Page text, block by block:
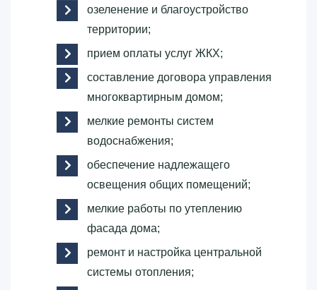
озеленение и благоустройство
территории;
прием оплаты услуг ЖКХ;
составление договора управления
многоквартирным домом;
мелкие ремонты систем
водоснабжения;
обеспечение надлежащего
освещения общих помещений;
мелкие работы по утеплению
фасада дома;
ремонт и настройка центральной
системы отопления;